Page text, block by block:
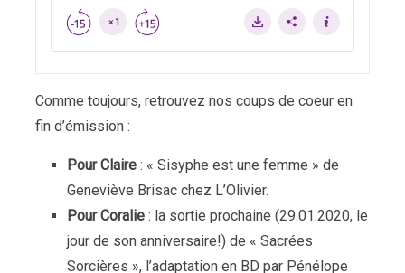
Comme toujours, retrouvez nos coups de coeur en
fin d’émission :
Pour Claire : « Sisyphe est une femme » de
Geneviève Brisac chez L’Olivier.
Pour Coralie : la sortie prochaine (29.01.2020, le
jour de son anniversaire!) de « Sacrées
Sorcières », l’adaptation en BD par Pénélope